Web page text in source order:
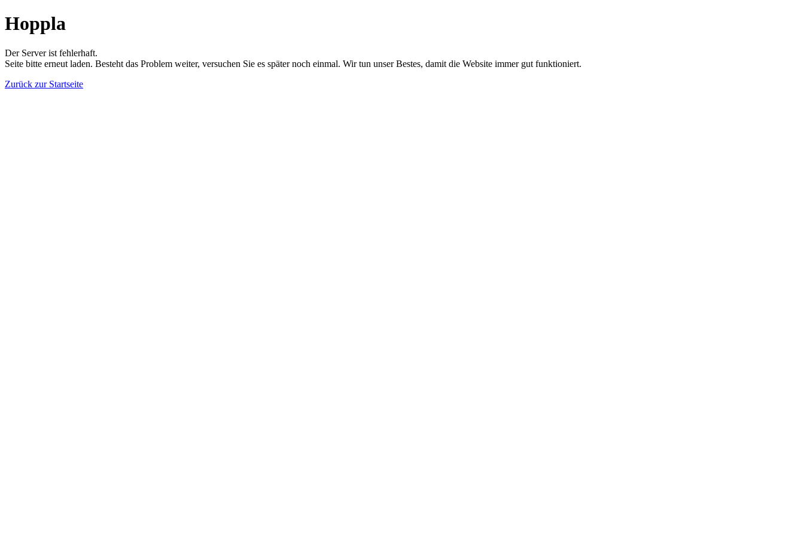
Hoppla
Der Server ist fehlerhaft.
Seite bitte erneut laden. Besteht das Problem weiter, versuchen Sie es später noch einmal. Wir tun unser Bestes, damit die Website immer gut funktioniert.
Zurück zur Startseite